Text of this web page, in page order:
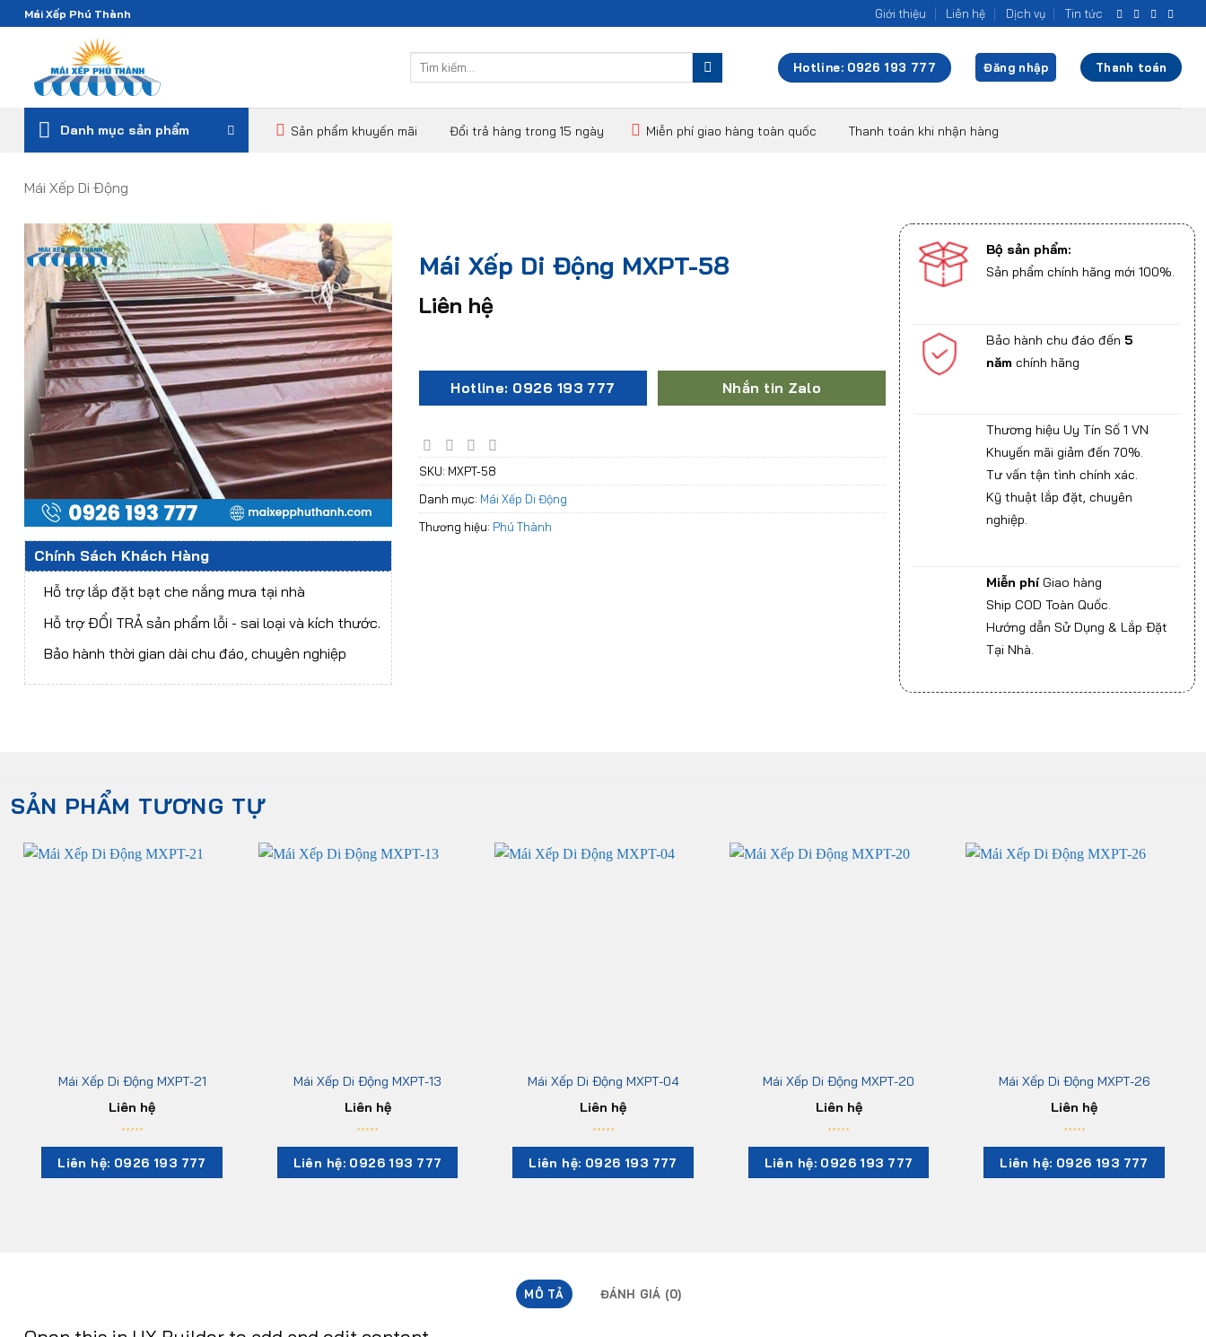
qua
Mái Xếp Phú Thành Giới thiệu Liên hệ Dịch vụ Tin tức
Tìm
Hotline: 0926 193 777 Đăng nhập Thanh toán
Danh mục sản phẩm Sản phẩm khuyến mãi Đổi trả hàng trong 15 ngày Miễn phí giao hàng toàn quốc Thanh toán khi nhận hàng
Mái Xếp Di Động
Chính Sách Khách Hàng
Hỗ trợ lắp đặt bạt che nắng mưa tại nhà
Hỗ trợ ĐỔI TRẢ sản phẩm lỗi - sai loại và kích thước.
Bảo hành thời gian dài chu đáo, chuyên nghiệp
Mái Xếp Di Động MXPT-58
Liên hệ
Hotline: 0926 193 777 Nhắn tin Zalo
SKU: MXPT-58
Danh mục: Mái Xếp Di Động
Thương hiệu: Phú Thành
Bộ sản phẩm:
Sản phẩm chính hãng mới 100%.
Bảo hành chu đáo đến 5
năm chính hãng
Thương hiệu Uy Tín Số 1 VN
Khuyến mãi giảm đến 70%.
Tư vấn tận tình chính xác.
Kỹ thuật lắp đặt, chuyên
nghiệp.
Miễn phíGiao hàng
Ship COD Toàn Quốc.
Hướng dẫn Sử Dụng & Lắp Đặt
Tại Nhà.
SẢN PHẨM TƯƠNG TỰ
Mái Xếp Di Động MXPT-21
Liên hệ
Liên hệ: 0926 193 777
Mái Xếp Di Động MXPT-13
Liên hệ
Liên hệ: 0926 193 777
Mái Xếp Di Động MXPT-04
Liên hệ
Liên hệ: 0926 193 777
Mái Xếp Di Động MXPT-20
Liên hệ
Liên hệ: 0926 193 777
Mái Xếp Di Động MXPT-26
Liên hệ
Liên hệ: 0926 193 777
MÔ TẢ ĐÁNH GIÁ (0)